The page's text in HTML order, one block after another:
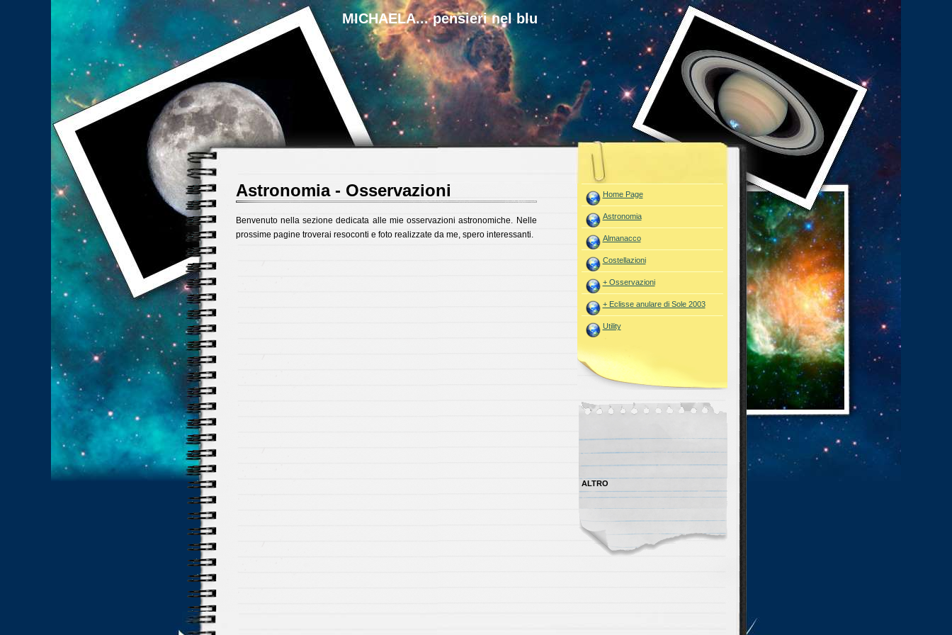
MICHAELA... pensieri nel blu
Astronomia - Osservazioni
Benvenuto nella sezione dedicata alle mie osservazioni astronomiche. Nelle
prossime pagine troverai resoconti e foto realizzate da me, spero interessanti.
Home Page
Astronomia
Almanacco
Costellazioni
+ Osservazioni
+ Eclisse anulare di Sole 2003
Utility
ALTRO